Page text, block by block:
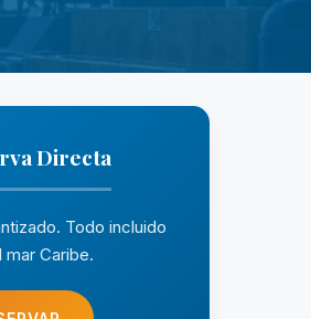
Directa
Todo incluido
mar Caribe.